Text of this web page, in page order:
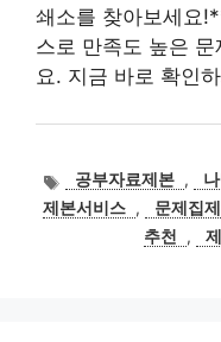
쇄소를 찾아보세요
스로 만족도 높은
요. 지금 바로 확인
태
그
공부자료제본 ,
제본서비스 , 문제집
추천
,